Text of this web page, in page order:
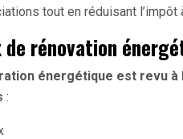
tout en réduisant l’impôt
rénovation
énergétique est revu à
: